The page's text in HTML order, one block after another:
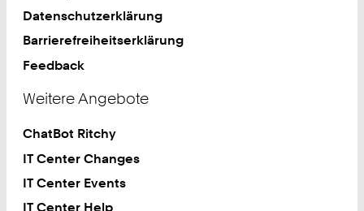
Datenschutzerklärung
Barrierefreiheitserklärung
Feedback
Weitere Angebote
ChatBot Ritchy
IT Center Changes
IT Center Events
IT Center Help